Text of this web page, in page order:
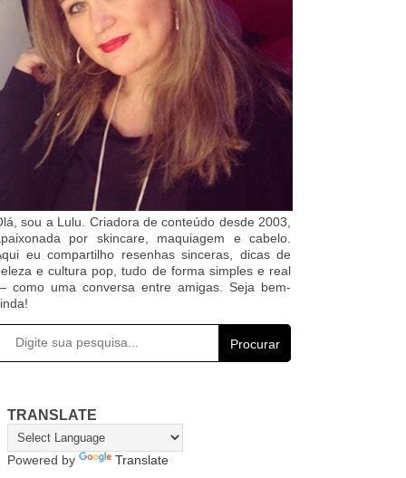
sou a Lulu. Criadora de conteúdo desde 2003,
por skincare, maquiagem e cabelo.
eu compartilho resenhas sinceras, dicas de
e cultura pop, tudo de forma simples e real
como uma conversa entre amigas. Seja bem-
Procurar
TRANSLATE
Powered by Translate